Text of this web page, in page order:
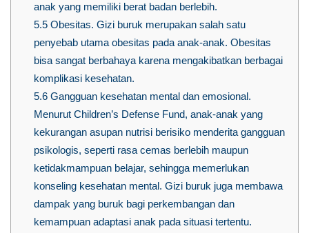
anak yang memiliki berat badan berlebih.
5.5Obesitas. Gizi buruk merupakan salah satu
penyebab utama obesitas pada anak-anak. Obesitas
bisa sangat berbahaya karena mengakibatkan berbagai
komplikasi kesehatan.
5.6Gangguan kesehatan mental dan emosional.
Menurut Children’s Defense Fund, anak-anak yang
kekurangan asupan nutrisi berisiko menderita gangguan
psikologis, seperti rasa cemas berlebih maupun
ketidakmampuan belajar, sehingga memerlukan
konseling kesehatan mental. Gizi buruk juga membawa
dampak yang buruk bagi perkembangan dan
kemampuan adaptasi anak pada situasi tertentu.